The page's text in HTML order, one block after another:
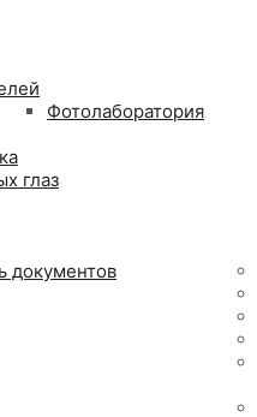
Фотолаборатория
глаз
документов